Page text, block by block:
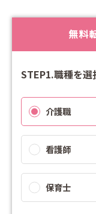
無料
STEP1.職種を
介護職
看護師
保育士